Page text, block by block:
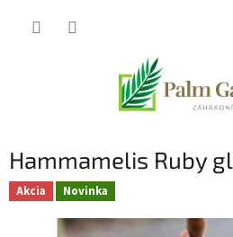
Hammamelis Ruby
Akcia Novinka